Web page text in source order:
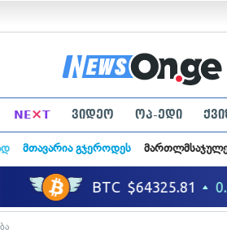
NE×T ვიდეო ოპ-ედი
მთავარია გჯეროდეს